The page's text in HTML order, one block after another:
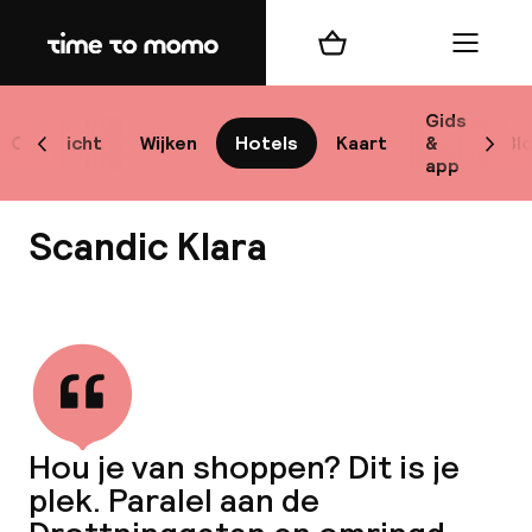
Home
Overzicht Wijken Hotels Kaart
Gids
&
app
Scroll naar links
Winkelmand Menu
Scandic Klara
Hou je van shoppen? Dit is je
plek. Paralel aan de